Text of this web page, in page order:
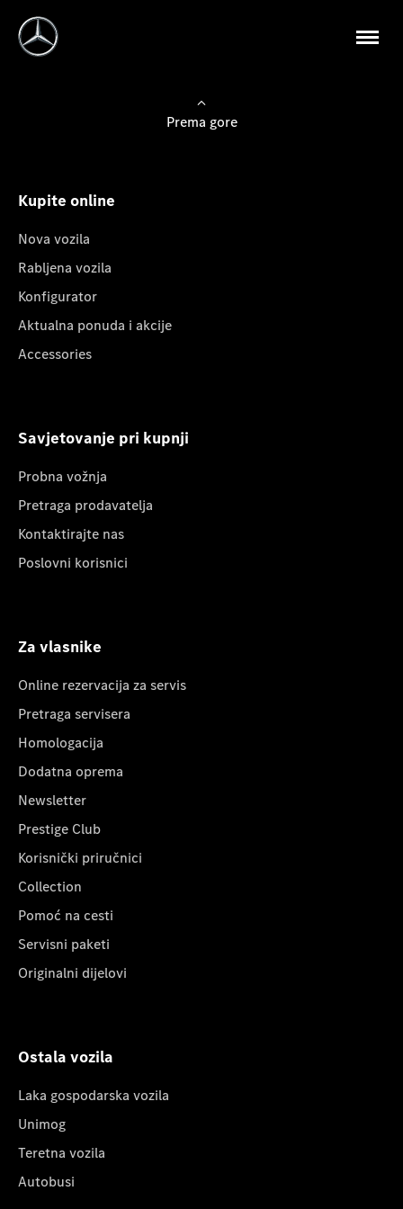
Prema gore
Kupite online
Nova vozila
Rabljena vozila
Konfigurator
Aktualna ponuda i akcije
Accessories
Savjetovanje pri kupnji
Probna vožnja
Pretraga prodavatelja
Kontaktirajte nas
Poslovni korisnici
Za vlasnike
Online rezervacija za servis
Pretraga servisera
Homologacija
Dodatna oprema
Newsletter
Prestige Club
Korisnički priručnici
Collection
Pomoć na cesti
Servisni paketi
Originalni dijelovi
Ostala vozila
Laka gospodarska vozila
Unimog
Teretna vozila
Autobusi